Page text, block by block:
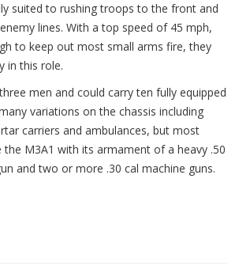
suited to rushing troops to the front and
lines. With a top speed of 45 mph,
to keep out most small arms fire, they
in this role.
men and could carry ten fully equipped
variations on the chassis including
carriers and ambulances, but most
M3A1 with its armament of a heavy .50
and two or more .30 cal machine guns.